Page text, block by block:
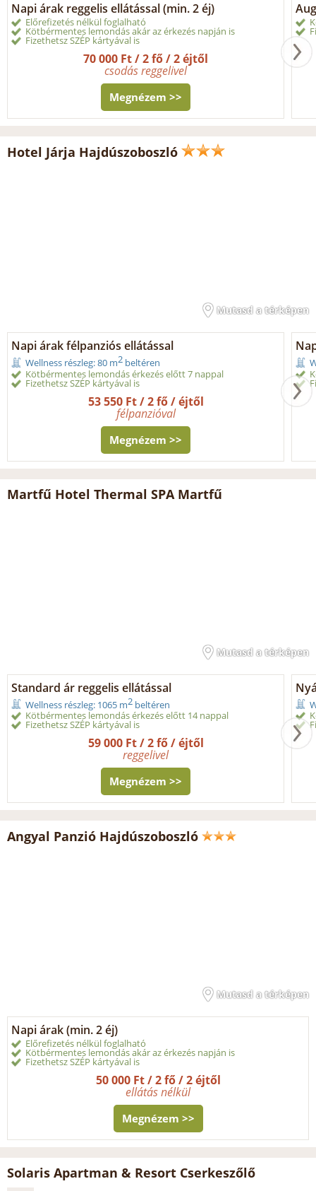
Napi árak reggelis ellátással (min. 2 éj)
Előrefizetés nélkül foglalható
Kötbérmentes lemondás akár az érkezés napján is
Fizethetsz SZÉP kártyával is
70 000 Ft / 2 fő / 2 éjtől
csodás reggelivel
Megnézem >>
Hotel Járja Hajdúszoboszló
Mutasd a térképen
Napi árak félpanziós ellátással
Wellness részleg: 80 m2 beltéren
Kötbérmentes lemondás érkezés előtt 7 nappal
Fizethetsz SZÉP kártyával is
53 550 Ft / 2 fő / éjtől
félpanzióval
Megnézem >>
Martfű Hotel Thermal SPA Martfű
Mutasd a térképen
Standard ár reggelis ellátással
Wellness részleg: 1065 m2 beltéren
Kötbérmentes lemondás érkezés előtt 14 nappal
Fizethetsz SZÉP kártyával is
59 000 Ft / 2 fő / éjtől
reggelivel
Megnézem >>
Angyal Panzió Hajdúszoboszló
Mutasd a térképen
Napi árak (min. 2 éj)
Előrefizetés nélkül foglalható
Kötbérmentes lemondás akár az érkezés napján is
Fizethetsz SZÉP kártyával is
50 000 Ft / 2 fő / 2 éjtől
ellátás nélkül
Megnézem >>
Solaris Apartman & Resort Cserkeszőlő